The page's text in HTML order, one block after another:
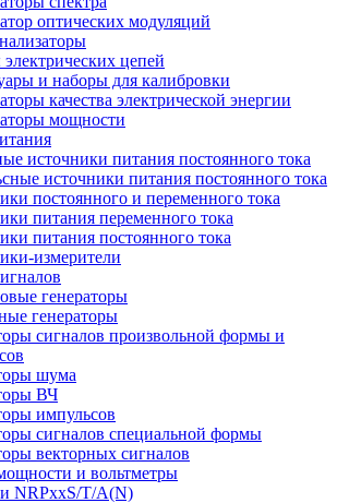
оптических модуляций
цепей
и наборы для калибровки
качества электрической энергии
мощности
источники питания постоянного тока
источники питания постоянного тока
постоянного и переменного тока
питания переменного тока
питания постоянного тока
измерители
генераторы
генераторы
сигналов произвольной формы и
шума
ВЧ
импульсов
сигналов специальной формы
векторных сигналов
и вольтметры
NRPхxS/T/A(N)